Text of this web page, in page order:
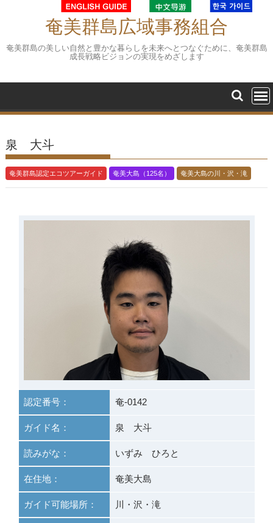
奄美群島広域事務組合
奄美群島の美しい自然と豊かな暮らしを未来へとつなぐために、奄美群島
成長戦略ビジョンの実現をめざします
泉 大斗
奄美群島認定エコツアーガイド 奄美大島（125名） 奄美大島の川・沢・滝
認定番号： 奄-0142
ガイド名： 泉 大斗
読みがな： いずみ ひろと
在住地： 奄美大島
ガイド可能場所： 川・沢・滝